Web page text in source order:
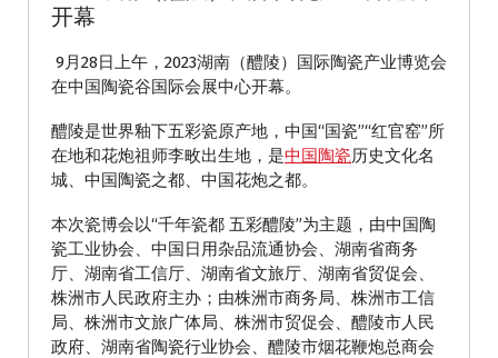
开幕
9月28日上午，2023湖南（醴陵）国际陶瓷产业博览会
在中国陶瓷谷国际会展中心开幕。
醴陵是世界釉下五彩瓷原产地，中国“国瓷”“红官窑”所
在地和花炮祖师李畋出生地，是中国陶瓷历史文化名
城、中国陶瓷之都、中国花炮之都。
本次瓷博会以“千年瓷都 五彩醴陵”为主题，由中国陶
瓷工业协会、中国日用杂品流通协会、湖南省商务
厅、湖南省工信厅、湖南省文旅厅、湖南省贸促会、
株洲市人民政府主办；由株洲市商务局、株洲市工信
局、株洲市文旅广体局、株洲市贸促会、醴陵市人民
政府、湖南省陶瓷行业协会、醴陵市烟花鞭炮总商会